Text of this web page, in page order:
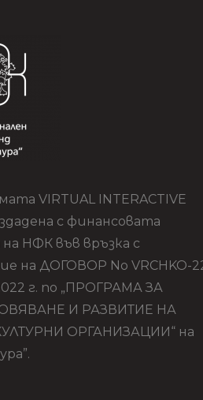
VIRTUAL INTERACTIVE
с финансовата
на НФК във връзка с
на ДОГОВОР No VRCHKO-
г. по „ПРОГРАМА ЗА
И РАЗВИТИЕ НА
ОРГАНИЗАЦИИ“ на